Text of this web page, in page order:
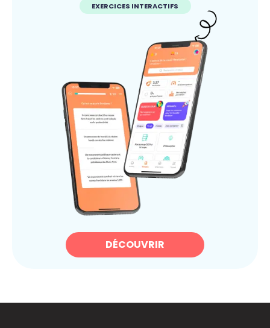
EXERCICES INTERACTIFS
DÉCOUVRIR